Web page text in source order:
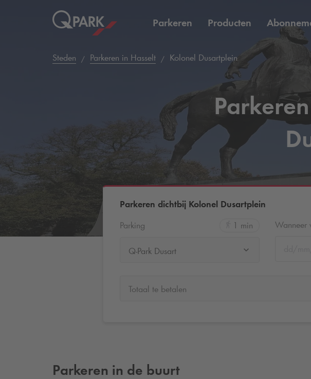
Parkeren Producten
Steden Parkeren in Hasselt Kolonel Dusartplein
Parkeren dichtbij Kolonel Dusartplein
Parking
1 min
Q-Park Dusart
Wanneer
Totaal te betalen
Parkeren in de buurt